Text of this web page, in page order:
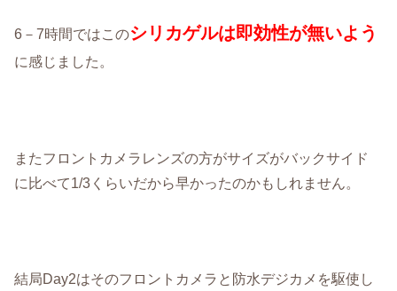
6－7時間ではこのシリカゲルは即効性が無いよう
に感じました。
またフロントカメラレンズの方がサイズがバックサイド
に比べて1/3くらいだから早かったのかもしれません。
結局Day2はそのフロントカメラと防水デジカメを駆使し